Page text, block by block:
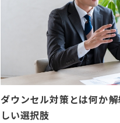
ダウンセル対策とは何か――
しい選択肢